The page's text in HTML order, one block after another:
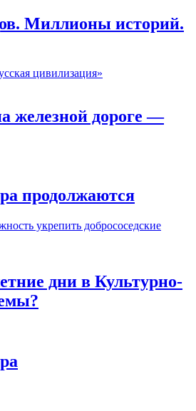
Миллионы историй.
цивилизация»
железной дороге —
продолжаются
укрепить добрососедские
дни в Культурно-